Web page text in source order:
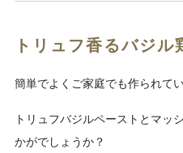
トリュフ香るバジル
簡単でよくご家庭でも作られて
トリュフバジルペーストとマッ
かがでしょうか？